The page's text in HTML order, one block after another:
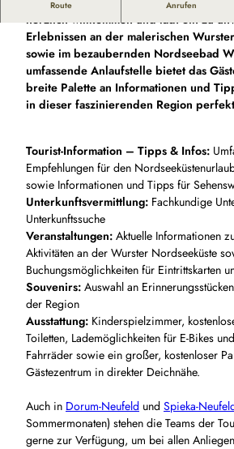
Route Anrufen
herzlich willkommen und lädt ein zu
Erlebnissen an der malerischen
sowie im bezaubernden Nordseebad
umfassende Anlaufstelle bietet das
breite Palette an Informationen und
in dieser faszinierenden Region
Tourist-Information – Tipps & Infos:
Empfehlungen für den
sowie Informationen und Tipps für
Unterkunftsvermittlung: Fachkundige
Unterkunftssuche
Veranstaltungen: Aktuelle Informationen
Aktivitäten an der Wurster Nordseeküste
Buchungsmöglichkeiten für Eintrittskarten
Souvenirs: Auswahl an
der Region
Ausstattung: Kinderspielzimmer,
Toiletten, Lademöglichkeiten für E-Bikes
Fahrräder sowie ein großer, kostenloser
Gästezentrum in direkter Deichnähe.
Auch in Dorum-Neufeld und Spieka-
Sommermonaten) stehen die Teams der
gerne zur Verfügung, um bei allen